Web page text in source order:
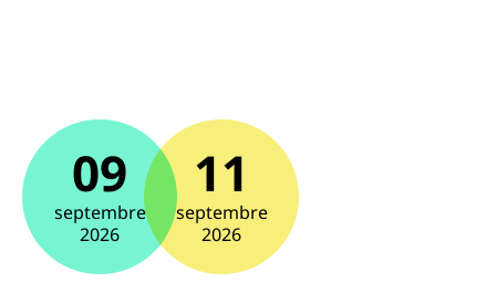
09
septembre
2026
11
septembre
2026